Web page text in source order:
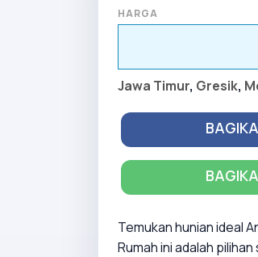
HARGA
Jawa Timur, Gresik,
Temukan hunian ideal
Rumah ini adalah